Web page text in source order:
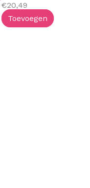
€20,49
Toevoegen